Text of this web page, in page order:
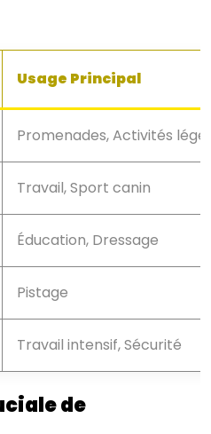
Usage Principal
Promenades, Activités
Travail, Sport canin
Éducation, Dressage
Pistage
Travail intensif, Sécurité
de